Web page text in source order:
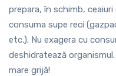
prepara, în schimb,
consuma supe reci
etc.). Nu exagera cu
deshidratează
mare grijă!